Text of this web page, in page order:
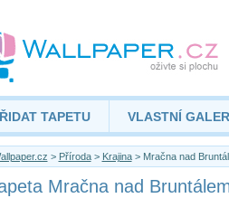
TAPETU VLASTNÍ
> Příroda> Krajina> Mračna nad
Mračna nad